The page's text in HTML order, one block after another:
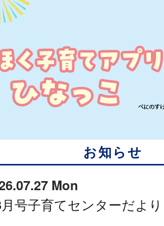
お知らせ
Mon
号子育てセンターだより